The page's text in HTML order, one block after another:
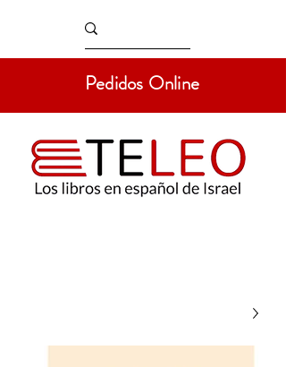
Pedidos Online